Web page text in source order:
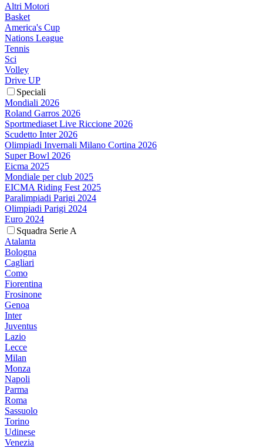
Altri Motori
Basket
America's Cup
Nations League
Tennis
Sci
Volley
Drive UP
Speciali
Mondiali 2026
Roland Garros 2026
Sportmediaset Live Riccione 2026
Scudetto Inter 2026
Olimpiadi Invernali Milano Cortina 2026
Super Bowl 2026
Eicma 2025
Mondiale per club 2025
EICMA Riding Fest 2025
Paralimpiadi Parigi 2024
Olimpiadi Parigi 2024
Euro 2024
Squadra Serie A
Atalanta
Bologna
Cagliari
Como
Fiorentina
Frosinone
Genoa
Inter
Juventus
Lazio
Lecce
Milan
Monza
Napoli
Parma
Roma
Sassuolo
Torino
Udinese
Venezia